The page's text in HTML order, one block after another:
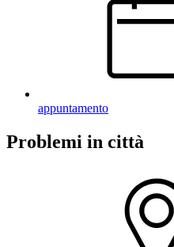
appuntamento
Problemi in città